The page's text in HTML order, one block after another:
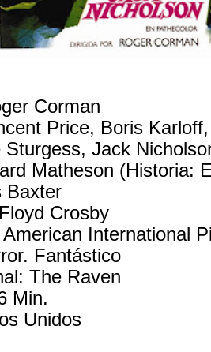
Corman
Price, Boris
Sturgess, Jack
Matheson (Historia:
Baxter
Crosby
International
Fantástico
The Raven
Min.
Unidos